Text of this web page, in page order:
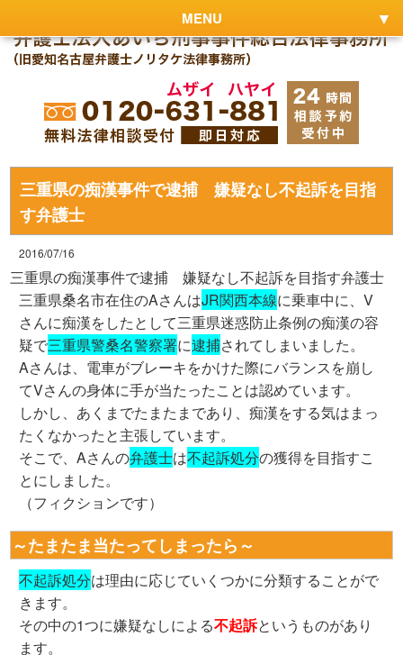
MENU
三重県の痴漢事件で逮捕 嫌疑なし不起訴を目指
す弁護士
2016/07/16
三重県の痴漢事件で逮捕 嫌疑なし不起訴を目指す弁護士
三重県桑名市在住のAさんはJR関西本線に乗車中に、V
さんに痴漢をしたとして三重県迷惑防止条例の痴漢の容
疑で三重県警桑名警察署に逮捕されてしまいました。
Aさんは、電車がブレーキをかけた際にバランスを崩し
てVさんの身体に手が当たったことは認めています。
しかし、あくまでたまたまであり、痴漢をする気はまっ
たくなかったと主張しています。
そこで、Aさんの弁護士は不起訴処分の獲得を目指すこ
とにしました。
（フィクションです）
～たまたま当たってしまったら～
不起訴処分は理由に応じていくつかに分類することがで
きます。
その中の1つに嫌疑なしによる不起訴というものがあり
ます。